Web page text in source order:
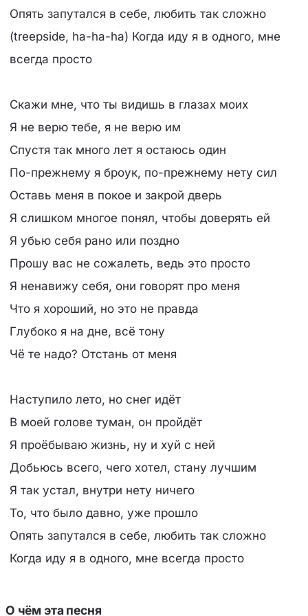
Опять запутался в себе, любить так сложно
(​treepside, ha-ha-ha) Когда иду я в одного, мне
всегда просто
Скажи мне, что ты видишь в глазах моих
Я не верю тебе, я не верю им
Спустя так много лет я остаюсь один
По-прежнему я броук, по-прежнему нету сил
Оставь меня в покое и закрой дверь
Я слишком многое понял, чтобы доверять ей
Я убью себя рано или поздно
Прошу вас не сожалеть, ведь это просто
Я ненавижу себя, они говорят про меня
Что я хороший, но это не правда
Глубоко я на дне, всё тону
Чё те надо? Отстань от меня
Наступило лето, но снег идёт
В моей голове туман, он пройдёт
Я проёбываю жизнь, ну и хуй с ней
Добьюсь всего, чего хотел, стану лучшим
Я так устал, внутри нету ничего
То, что было давно, уже прошло
Опять запутался в себе, любить так сложно
Когда иду я в одного, мне всегда просто
О чём эта песня